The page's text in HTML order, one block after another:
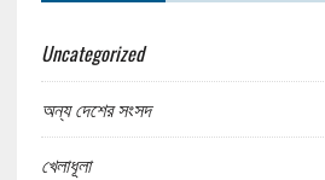
Uncategorized
অন্য দেশের সংসদ
খেলাধূলা